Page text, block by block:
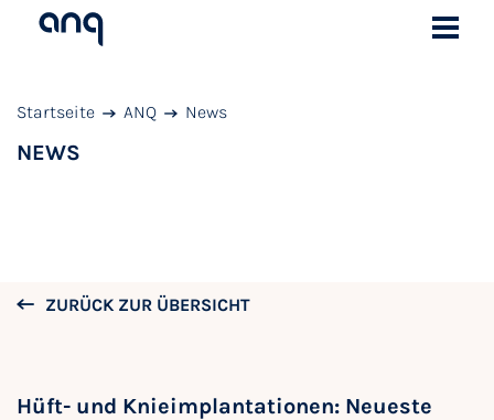
Startseite ANQ News
NEWS
ZURÜCK ZUR ÜBERSICHT
Hüft- und Knieimplantationen: Neueste